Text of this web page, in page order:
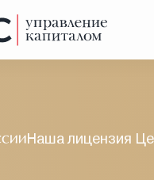
Наша лицензия